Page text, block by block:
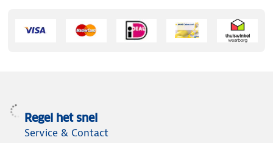
Regel het snel
Service & Contact